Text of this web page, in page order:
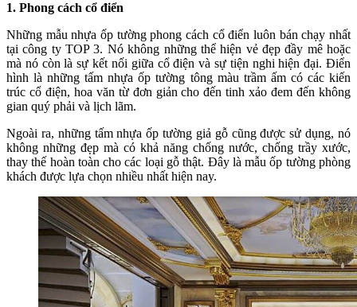
1. Phong cách cổ điển
Những mẫu nhựa ốp tường phong cách cổ điển luôn bán chạy nhất
tại công ty TOP 3. Nó không những thể hiện vẻ đẹp đầy mê hoặc
mà nó còn là sự kết nối giữa cổ điện và sự tiện nghi hiện đại. Điển
hình là những tấm nhựa ốp tường tông màu trầm ấm có các kiến
trúc cổ điện, hoa văn từ đơn giản cho đến tinh xảo đem đến không
gian quý phải và lịch lãm.
Ngoài ra, những tấm nhựa ốp tường giả gỗ cũng được sử dụng, nó
không những đẹp mà có khả năng chống nước, chống trầy xước,
thay thế hoàn toàn cho các loại gỗ thật. Đây là mẫu ốp tường phòng
khách được lựa chọn nhiều nhất hiện nay.